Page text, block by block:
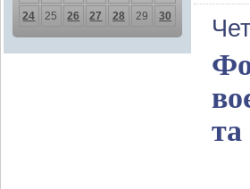
24
25 26 27 28 29 30